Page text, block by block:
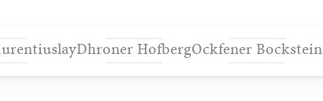
Dhroner HofbergOckfener Bockstein